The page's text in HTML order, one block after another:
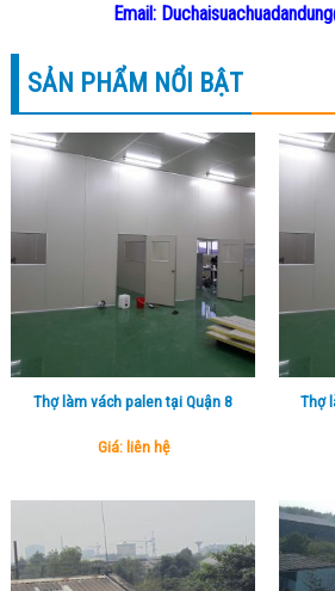
Email:
SẢN PHẨM NỔI BẬT
Thợ làm vách palen tại Quận 8
Giá: liên hệ
Thợ